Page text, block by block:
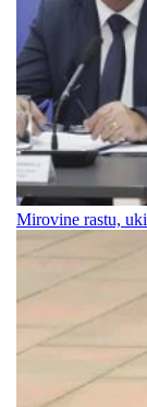
Mirovine rastu,